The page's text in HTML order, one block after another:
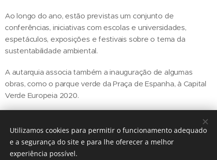
Ao longo do ano, estão previstas um conjunto de
conferências, iniciativas com escolas e universidades,
espetáculos, exposições e festivais sobre o tema da
sustentabilidade ambiental.
A autarquia associa também a inauguração de algumas
obras, como o parque verde da Praça de Espanha, à Capital
Verde Europeia 2020.
Share
Utilizamos cookies para permitir o funcionamento adequado
e a segurança do site e para lhe oferecer a melhor
experiência possível.